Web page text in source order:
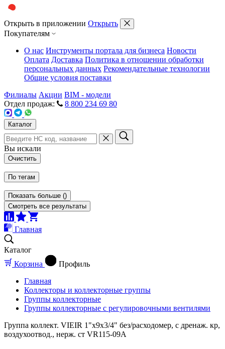
Открыть в приложении Открыть
Покупателям
О нас Инструменты портала для бизнеса Новости
Оплата Доставка Политика в отношении обработки
персональных данных Рекомендательные технологии
Общие условия поставки
Филиалы Акции BIM - модели
Отдел продаж:
8 800 234 69 80
Каталог
Вы искали
Очистить
По тегам
Показать больше ()
Смотреть все результаты
Главная
Каталог
Корзина
Профиль
Главная
Коллекторы и коллекторные группы
Группы коллекторные
Группы коллекторные с регулировочными вентилями
Группа коллект. VIEIR 1"х9х3/4" без/расходомер, с дренаж. кр,
воздухоотвод., нерж. ст VR115-09A